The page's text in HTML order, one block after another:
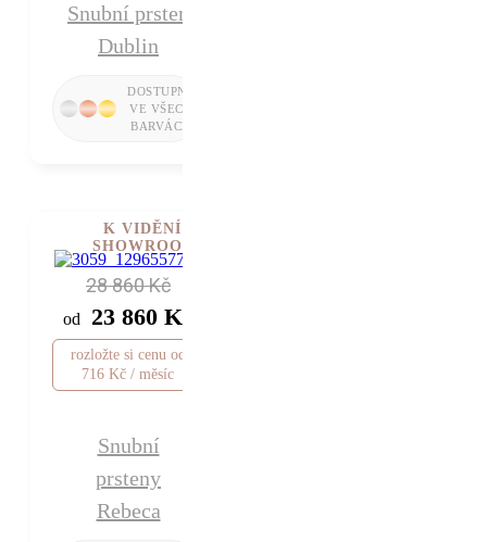
Snubní prsten
Dublin
28 860 Kč
od 23 860 Kč
rozložte si cenu od
716 Kč / měsíc
Snubní
prsteny
Rebeca
K VIDĚNÍ V
SHOWROOMU